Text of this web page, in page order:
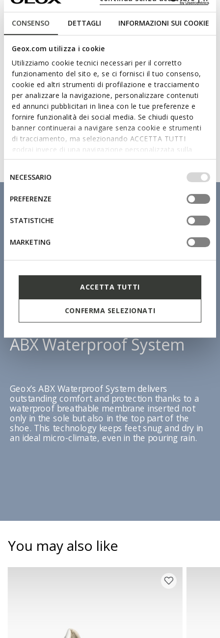
CONSENSO DETTAGLI INFORMAZIONI SUI COOKIE
Geox.com utilizza i cookie
Utilizziamo cookie tecnici necessari per il corretto
funzionamento del sito e, se ci fornisci il tuo consenso,
cookie ed altri strumenti di profilazione e tracciamento
per analizzare la navigazione, personalizzare contenuti
ed annunci pubblicitari in linea con le tue preferenze e
fornire funzionalità dei social media. Se chiudi questo
banner continuerai a navigare senza cookie e strumenti
di tracciamento, ma selezionando ACCETTA TUTTI
godrai invece di una navigazione personalizzata sulla
base dei tuoi gusti ed interessi. Selezionando
IMPOSTAZIONI potrai anche scegliere quali cookies ed
altri strumenti di tracciamento autorizzare. Per maggiori
informazioni o per modificare in qualsiasi momento le
tue impostazioni, visita la nostra
del
consenso
NECESSARIO
PREFERENZE
STATISTICHE
MARKETING
ACCETTA TUTTI
CONFERMA SELEZIONATI
Technologies
ABX Waterproof System
Geox’s ABX Waterproof System delivers
outstanding comfort and protection thanks to a
waterproof breathable membrane inserted not
only in the sole but also in the top part of the
shoe. This technology keeps feet snug and dry in
an ideal micro-climate, even in the pouring rain.
You may also like